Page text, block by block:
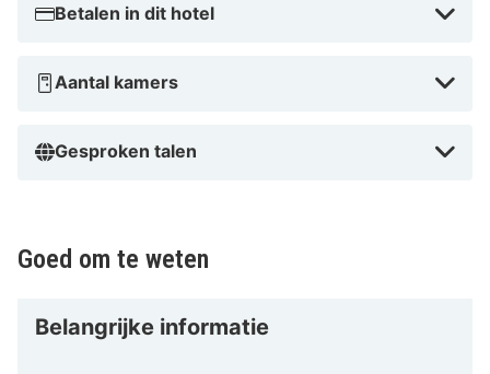
Betalen in dit hotel
Aantal kamers
Gesproken talen
Goed om te weten
Belangrijke informatie